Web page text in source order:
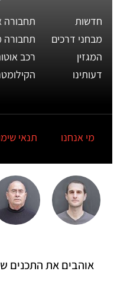
חדשות
מבחני דרכים
המגזין
דעותינו
רכב
מי אנחנו תנאי
אוהבים את התכנים